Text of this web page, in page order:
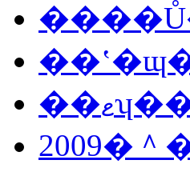
2009�